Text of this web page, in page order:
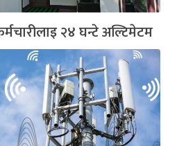
२४ घन्टे अल्टिमेटम